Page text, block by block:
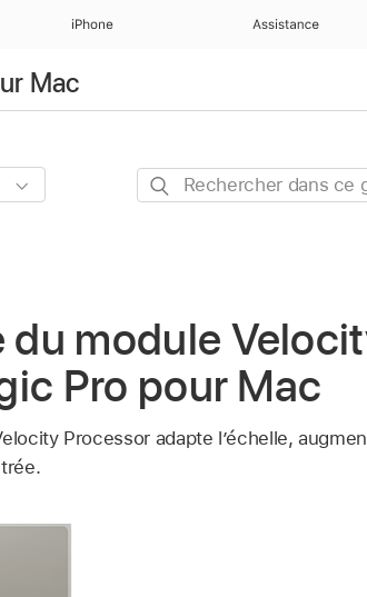
iPhone Assistance
Mac
Rechercher
module
Pro pour Mac
Processor adapte l’échelle,